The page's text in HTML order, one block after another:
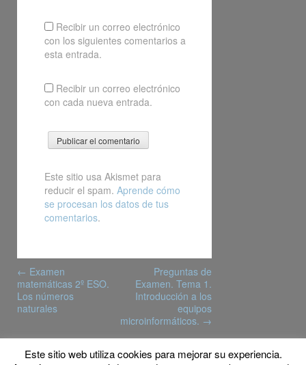
Recibir un correo electrónico
con los siguientes comentarios a
esta entrada.
Recibir un correo electrónico
con cada nueva entrada.
Este sitio usa Akismet para
reducir el spam. Aprende cómo
se procesan los datos de tus
comentarios.
navigation
← Examen
matemáticas 2º ESO.
Los números
naturales
Preguntas de
Examen. Tema 1.
Introducción a los
equipos
microinformáticos. →
Este sitio web utiliza cookies para mejorar su experiencia.